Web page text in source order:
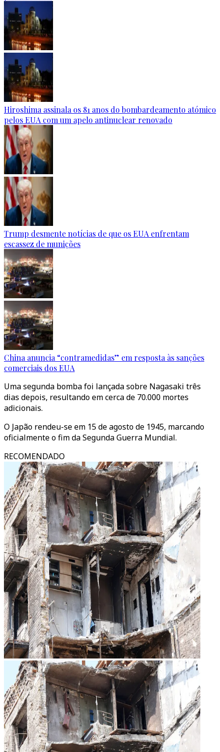
Hiroshima assinala os 81 anos do bombardeamento atómico
pelos EUA com um apelo antinuclear renovado
Trump desmente notícias de que os EUA enfrentam
escassez de munições
China anuncia “contramedidas” em resposta às sanções
comerciais dos EUA
Uma segunda bomba foi lançada sobre Nagasaki três
dias depois, resultando em cerca de 70.000 mortes
adicionais.
O Japão rendeu-se em 15 de agosto de 1945, marcando
oficialmente o fim da Segunda Guerra Mundial.
RECOMENDADO